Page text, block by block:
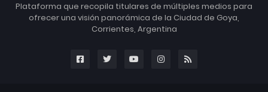
Plataforma que recopila titulares de múltiples medios para
ofrecer una visión panorámica de la Ciudad de Goya,
Corrientes, Argentina